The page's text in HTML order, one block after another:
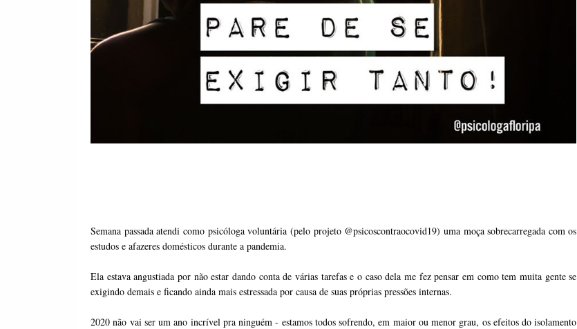
Semana passada atendi como psicóloga voluntária (pelo projeto @psicoscontraocovid19) uma moça sobrecarregada com os
estudos e afazeres domésticos durante a pandemia.
Ela estava angustiada por não estar dando conta de várias tarefas e o caso dela me fez pensar em como tem muita gente se
exigindo demais e ficando ainda mais estressada por causa de suas próprias pressões internas.
2020 não vai ser um ano incrível pra ninguém - estamos todos sofrendo, em maior ou menor grau, os efeitos do isolamento